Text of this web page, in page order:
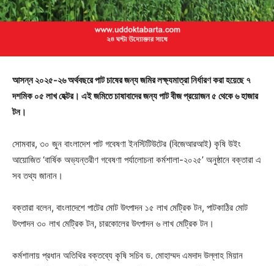
আসন্ন ২০২৫-২৬ অর্থবছরে পাট চাষের জন্য জমির লক্ষ্যমাত্রা নির্ধারণ করা হয়েছে ৭
দশমিক ০৫ লাখ হেক্টর। এই জমিতে চাষাবাদের জন্য পাট বীজ প্রয়োজন ৫ থেকে ৬ হাজার
টন।
সোমবার, ৩০ জুন বাংলাদেশ পাট গবেষণা ইনস্টিটিউটের (বিজেআরআই) কৃষি উইং
আয়োজিত ‘বার্ষিক অভ্যন্তরীণ গবেষণা পর্যালোচনা কর্মশালা-২০২৫’ অনুষ্ঠানে বক্তারা এ
সব তথ্য জানান।
বক্তারা বলেন, বাংলাদেশে পাটের মোট উৎপাদন ১৫ লাখ মেট্রিক টন, পাটকাঠির মোট
উৎপাদন ৩০ লাখ মেট্রিক টন, চারকোলের উৎপাদন ৬ লাখ মেট্রিক টন।
কর্মশালায় প্রধান অতিথির বক্তব্যে কৃষি সচিব ড. মোহাম্মদ এমদাদ উল্লাহ মিয়ান